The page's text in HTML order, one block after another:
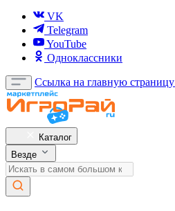
VK
Telegram
YouTube
Одноклассники
Ссылка на главную страницу
Каталог
Везде